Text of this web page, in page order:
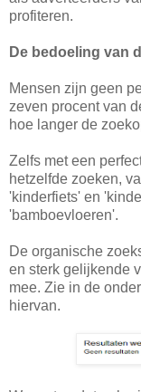
profiteren.
De bedoeling van
Mensen zijn geen
zeven procent van
hoe langer de
Zelfs met een
hetzelfde zoeken,
'kinderfiets' en
'bamboevloeren'.
De organische
en sterk gelijkende
mee. Zie in de
hiervan.